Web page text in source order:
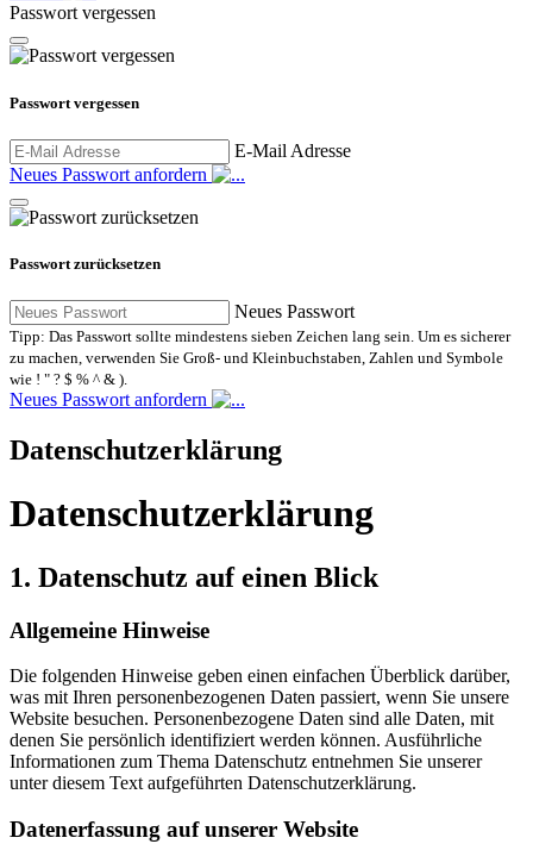
Passwort vergessen
Passwort vergessen
E-Mail Adresse
Neues Passwort anfordern
Passwort zurücksetzen
Neues Passwort
Tipp: Das Passwort sollte mindestens sieben Zeichen lang sein. Um es sicherer
zu machen, verwenden Sie Groß- und Kleinbuchstaben, Zahlen und Symbole
wie ! " ? $ % ^ & ).
Neues Passwort anfordern
Datenschutzerklärung
Datenschutzerklärung
1. Datenschutz auf einen Blick
Allgemeine Hinweise
Die folgenden Hinweise geben einen einfachen Überblick darüber,
was mit Ihren personenbezogenen Daten passiert, wenn Sie unsere
Website besuchen. Personenbezogene Daten sind alle Daten, mit
denen Sie persönlich identifiziert werden können. Ausführliche
Informationen zum Thema Datenschutz entnehmen Sie unserer
unter diesem Text aufgeführten Datenschutzerklärung.
Datenerfassung auf unserer Website